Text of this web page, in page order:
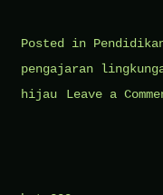
Posted in
pengajaran
hijau
Leave a